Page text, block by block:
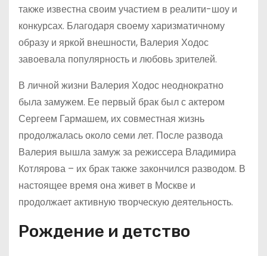
также известна своим участием в реалити-шоу и
конкурсах. Благодаря своему харизматичному
образу и яркой внешности, Валерия Ходос
завоевала популярность и любовь зрителей.
В личной жизни Валерия Ходос неоднократно
была замужем. Ее первый брак был с актером
Сергеем Гармашем, их совместная жизнь
продолжалась около семи лет. После развода
Валерия вышла замуж за режиссера Владимира
Котлярова – их брак также закончился разводом. В
настоящее время она живет в Москве и
продолжает активную творческую деятельность.
Рождение и детство